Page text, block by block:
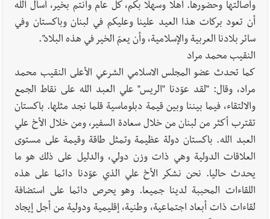
وأصالتها وحضورها. أهلا وسهلا بكم، كل عام وأنتم بخير، أسأل الله
أن تعود بركات هذا العيد علينا وعليكم في لبنان وباكستان وفي
سائر بلادنا العربية والإسلامية، وأن يعمّ الخير في هذه البلاد".
النقيب محمد مراد
كما تحدث عضو المجلس الاسلامي الشرعي الأعلى النقيب محمد
مراد، وقال: "لقد عوّدنا "الريس" علي العبد الله على نقاط الجمع
والالتقاء، فيما بيننا وبين قيمة دبلوماسية قلما نجد مثلها. باكستان
تقترب أكثر من لبنان من خلال سعادة السفير، ومن خلال الأخ علي
العبد الله. باكستان دولة عظيمة وتمثل طاقة وقيمة على مستوى
العلاقات الدولية وهي ذات وزن دولي، والدليل على ذلك هو ما
يحدث حاليا. نحن نشكر الأخ علي الذي عوّدنا دائما على هذه
اللقاءات المحببة لدينا جميعا. وهو يحرص دائما على استضافة
لقاءات ذات أبعاد اجتماعية، وطنية، إقليمية ودولية من أجل إيجاد